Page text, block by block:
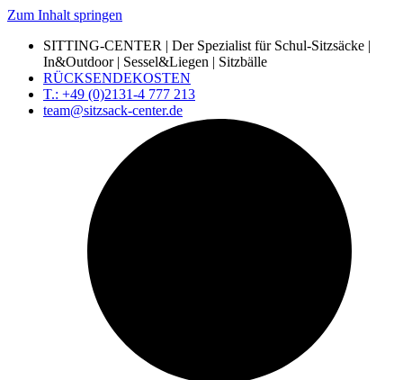
Zum Inhalt springen
SITTING-CENTER | Der Spezialist für Schul-Sitzsäcke |
In&Outdoor | Sessel&Liegen | Sitzbälle
RÜCKSENDEKOSTEN
T.: +49 (0)2131-4 777 213
team@sitzsack-center.de